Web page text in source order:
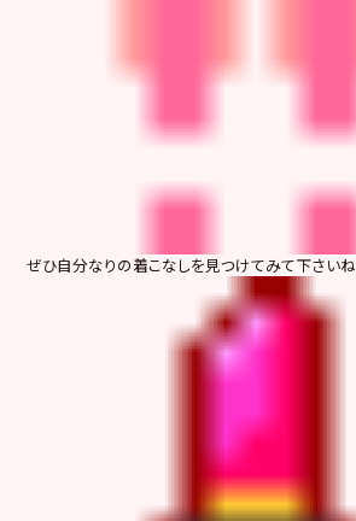
ぜひ自分なりの着こなしを見つけてみて下さいね